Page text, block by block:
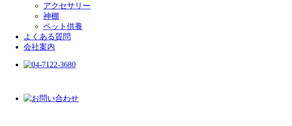
アクセサリー
神棚
ペット供養
よくある質問
会社案内